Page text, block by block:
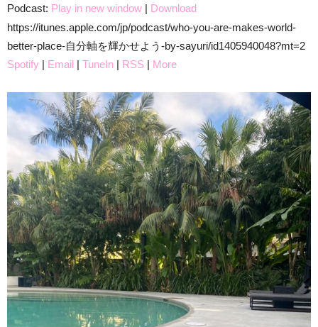
Podcast: Play in new window | Download
https://itunes.apple.com/jp/podcast/who-you-are-makes-world-
better-place-自分軸を輝かせよう-by-sayuri/id1405940048?mt=2
Spotify | Email | TuneIn | RSS | More